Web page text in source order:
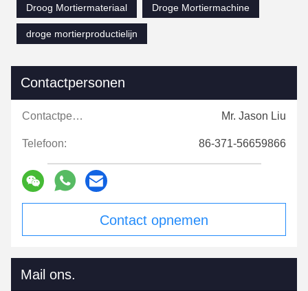
Droog Mortiermateriaal
Droge Mortiermachine
droge mortierproductielijn
Contactpersonen
Contactpersonen: Mr. Jason Liu
Telefoon: 86-371-56659866
Contact opnemen
Mail ons.